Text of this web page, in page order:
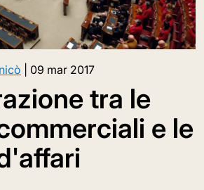
09 mar 2017
tra le
e le